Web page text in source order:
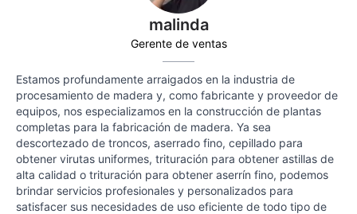
malinda
Gerente de ventas
Estamos profundamente arraigados en la industria de
procesamiento de madera y, como fabricante y proveedor de
equipos, nos especializamos en la construcción de plantas
completas para la fabricación de madera. Ya sea
descortezado de troncos, aserrado fino, cepillado para
obtener virutas uniformes, trituración para obtener astillas de
alta calidad o trituración para obtener aserrín fino, podemos
brindar servicios profesionales y personalizados para
satisfacer sus necesidades de uso eficiente de todo tipo de